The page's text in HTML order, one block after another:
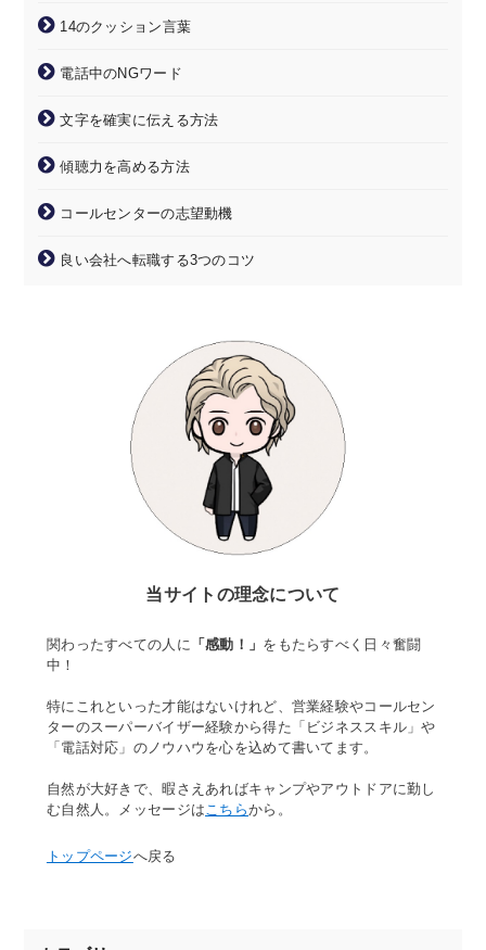
14のクッション言葉
電話中のNGワード
文字を確実に伝える方法
傾聴力を高める方法
コールセンターの志望動機
良い会社へ転職する3つのコツ
当サイトの理念について
関わったすべての人に 「感動！」 をもたらすべく日々奮闘
中！
特にこれといった才能はないけれど、営業経験やコールセン
ターのスーパーバイザー経験から得た「ビジネススキル」や
「電話対応」のノウハウを心を込めて書いてます。
自然が大好きで、暇さえあればキャンプやアウトドアに勤し
む自然人。メッセージはこちらから。
トップページへ戻る